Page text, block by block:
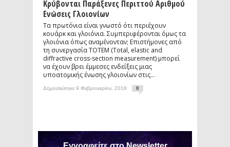
Κρύβονται Παράξενες Περιττού Αριθμού
Ενώσεις Γλοιονίων
Τα πρωτόνια είναι γνωστό ότι περιέχουν
κουάρκ και γλοιόνια. Συμπεριφέρονται όμως τα
γλοιόνια όπως αναμένονταν; Επιστήμονες από
τη συνεργασία TOTEM (Total, elastic and
diffractive cross-section measurement) μπορεί
να έχουν βρει έμμεσες ενδείξεις μιας
υποατομικής ένωσης γλοιονίων στις...
Δημοσιεύτηκε 9 Φεβρουαρίου, 2018 0